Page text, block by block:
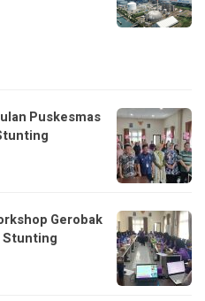
Puskesmas
Gerobak
Stunting